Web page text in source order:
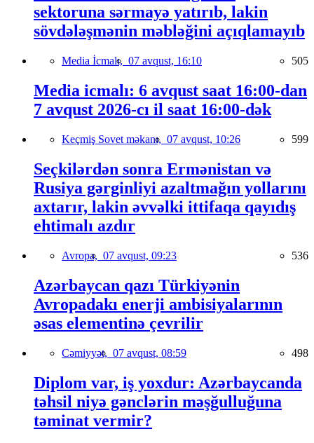
sektoruna sərmayə yatırıb, lakin
sövdələşmənin məbləğini açıqlamayıb
Media İcmalı, 07 avqust, 16:10 505
Media icmalı: 6 avqust saat 16:00-dan
7 avqust 2026-cı il saat 16:00-dək
Keçmiş Sovet məkanı, 07 avqust, 10:26 599
Seçkilərdən sonra Ermənistan və
Rusiya gərginliyi azaltmağın yollarını
axtarır, lakin əvvəlki ittifaqa qayıdış
ehtimalı azdır
Avropa, 07 avqust, 09:23 536
Azərbaycan qazı Türkiyənin
Avropadakı enerji ambisiyalarının
əsas elementinə çevrilir
Cəmiyyət, 07 avqust, 08:59 498
Diplom var, iş yoxdur: Azərbaycanda
təhsil niyə gənclərin məşğulluğuna
təminat vermir?